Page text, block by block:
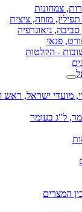
צמחונות
מזוזה, ציצית
גיאוגרפיה
פנאי
- הקלטות
מועדי ישראל, ראש
ל"ג בעומר
המצרים